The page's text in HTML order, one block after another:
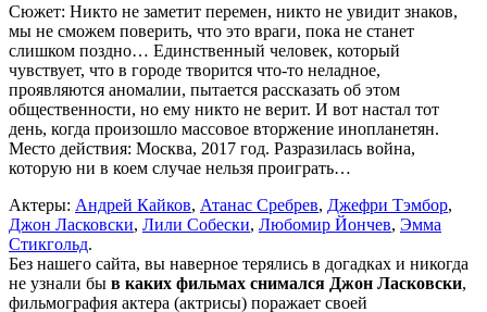
Сюжет: Никто не заметит перемен, никто не увидит знаков,
мы не сможем поверить, что это враги, пока не станет
слишком поздно… Единственный человек, который
чувствует, что в городе творится что-то неладное,
проявляются аномалии, пытается рассказать об этом
общественности, но ему никто не верит. И вот настал тот
день, когда произошло массовое вторжение инопланетян.
Место действия: Москва, 2017 год. Разразилась война,
которую ни в коем случае нельзя проиграть…
Актеры: Андрей Кайков, Атанас Сребрев, Джефри Тэмбор,
Джон Ласковски, Лили Собески, Любомир Йончев, Эмма
Стикгольд.
Без нашего сайта, вы наверное терялись в догадках и никогда
не узнали бы в каких фильмах снимался Джон Ласковски,
фильмография актера (актрисы) поражает своей